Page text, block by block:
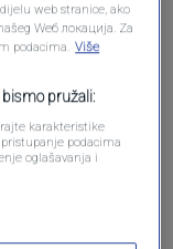
web stranice, ako
Wеб локација. Za
podacima. Više
pružali:
karakteristike
podacima
oglašavanja i